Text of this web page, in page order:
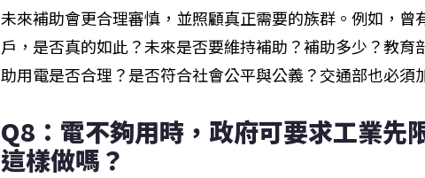
未來補助會更合理審慎，並照顧真正需要的族群。例如，曾
戶，是否真的如此？未來是否要維持補助？補助多少？教育
助用電是否合理？是否符合社會公平與公義？交通部也必須
Q8：電不夠用時，政府可要求工業先
這樣做嗎？